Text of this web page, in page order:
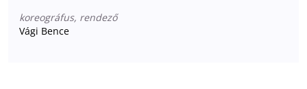
koreográfus, rendező
Vági Bence